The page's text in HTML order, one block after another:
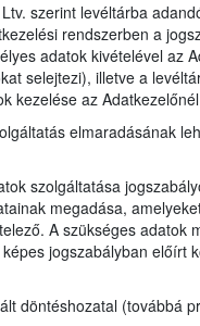
szerint levéltárba
rendszerben a
adatok kivételével az
selejtezi), illetve a
kezelése az
elmaradásának
szolgáltatása
megadása,
A szükséges adatok
jogszabályban előírt
döntéshozatal (továbbá